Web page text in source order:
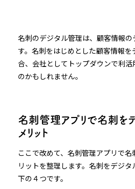
名刺のデジタル管理は、顧客情報
す。名刺をはじめとした顧客情報
合、会社としてトップダウンで利
のかもしれません。
名刺管理アプリで名刺を
メリット
ここで改めて、名刺管理アプリで
リットを整理します。名刺をデジ
下の４つです。